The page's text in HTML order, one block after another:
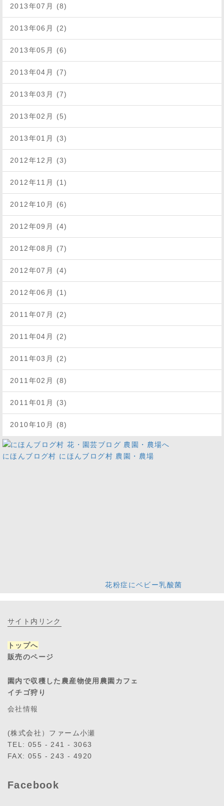
2013年07月 (8)
2013年06月 (2)
2013年05月 (6)
2013年04月 (7)
2013年03月 (7)
2013年02月 (5)
2013年01月 (3)
2012年12月 (3)
2012年11月 (1)
2012年10月 (6)
2012年09月 (4)
2012年08月 (7)
2012年07月 (4)
2012年06月 (1)
2011年07月 (2)
2011年04月 (2)
2011年03月 (2)
2011年02月 (8)
2011年01月 (3)
2010年10月 (8)
にほんブログ村 にほんブログ村 農園・農場
花粉症にベビー乳酸菌
サイト内リンク
トップへ
販売のページ
園内で収穫した農産物使用農園カフェ
イチゴ狩り
会社情報
(株式会社）ファーム小瀬
TEL: 055 - 241 - 3063
FAX: 055 - 243 - 4920
Facebook